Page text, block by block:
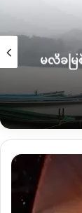
စောမောင်
ဗိုလ်စောမော
ရေးအဖွဲ့နာမည်
ပေါ်လာတဲ့အ
တော့ဘူးလို့ ဒေ
ဒီကိစ္စနဲ့ပတ်သက်
သူများအပေါ်
အဖွဲ့နဲ့ ပစ်ခတ်
မလိခမ
အပျော်
ပျက်